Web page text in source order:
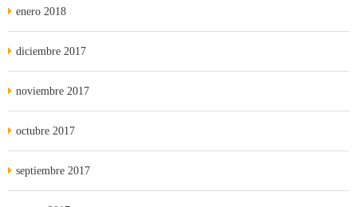
enero 2018
diciembre 2017
noviembre 2017
octubre 2017
septiembre 2017